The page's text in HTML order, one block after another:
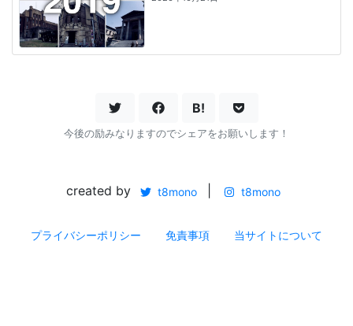
B!
今後の励みなりますのでシェアをお願いします！
created by t8mono t8mono
プライバシーポリシー 免責事項 当サイトについて